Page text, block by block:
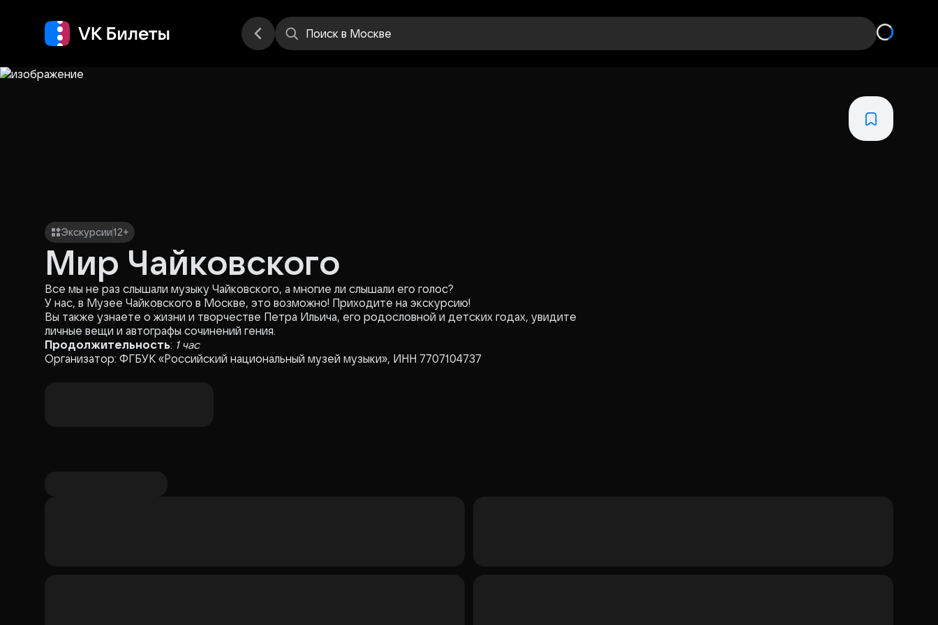
Поиск в Москве
Экскурсии12+
Мир Чайковского
Все мы не раз слышали музыку Чайковского, а многие ли слышали его голос?
У нас, в Музее Чайковского в Москве, это возможно! Приходите на экскурсию!
Вы также узнаете о жизни и творчестве Петра Ильича, его родословной и детских годах, увидите
личные вещи и автографы сочинений гения.
Продолжительность: 1 час
Организатор: ФГБУК «Российский национальный музей музыки», ИНН 7707104737